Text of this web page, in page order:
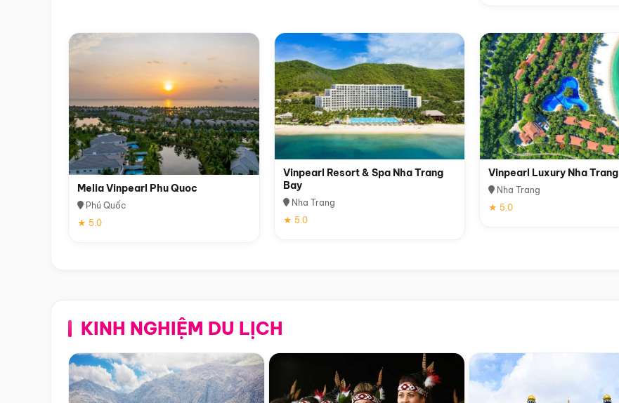
Melia Vinpearl Phu Quoc
Phú Quốc
★ 5.0
Vinpearl Resort & Spa Nha Trang
Bay
Nha Trang
★ 5.0
Vinpearl Luxury Nha Trang
Nha Trang
★ 5.0
KINH NGHIỆM DU LỊCH